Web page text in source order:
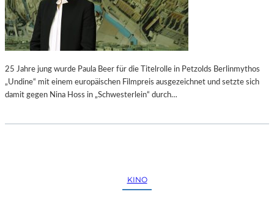
25 Jahre jung wurde Paula Beer für die Titelrolle in Petzolds Berlinmythos
„Undine“ mit einem europäischen Filmpreis ausgezeichnet und setzte sich
damit gegen Nina Hoss in „Schwesterlein“ durch…
KINO